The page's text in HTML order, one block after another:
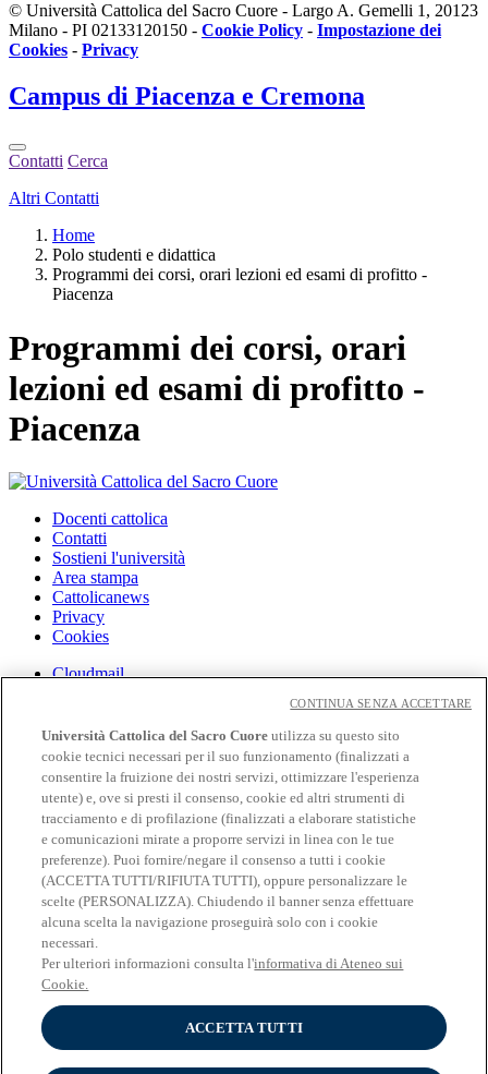
© Università Cattolica del Sacro Cuore - Largo A. Gemelli 1, 20123
Milano - PI 02133120150 - Cookie Policy - Impostazione dei
Cookies - Privacy
Campus di Piacenza e Cremona
Contatti Cerca
Altri Contatti
Home
Polo studenti e didattica
Programmi dei corsi, orari lezioni ed esami di profitto -
Piacenza
Programmi dei corsi, orari
lezioni ed esami di profitto -
Piacenza
Docenti cattolica
Contatti
Sostieni l'università
Area stampa
Cattolicanews
Privacy
Cookies
Cloudmail
Off-campus
Intranet
Biblioteca
Librerie
Educatt
Cv Online
Albo Fornitori
Bandi e gare
Verifica Certificati E Autocertificazioni
Seguici su:
Seguici su Facebook
Università Cattolica del Sacro Cuore utilizza su questo sito
cookie tecnici necessari per il suo funzionamento (finalizzati a
consentire la fruizione dei nostri servizi, ottimizzare l'esperienza
utente) e, ove si presti il consenso, cookie ed altri strumenti di
tracciamento e di profilazione (finalizzati a elaborare statistiche
e comunicazioni mirate a proporre servizi in linea con le tue
preferenze). Puoi fornire/negare il consenso a tutti i cookie
(ACCETTA TUTTI/RIFIUTA TUTTI), oppure personalizzare le
scelte (PERSONALIZZA). Chiudendo il banner senza effettuare
alcuna scelta la navigazione proseguirà solo con i cookie
necessari.
Per ulteriori informazioni consulta l'informativa di Ateneo sui
Cookie.
ACCETTA TUTTI
CONTINUA SENZA ACCETTARE